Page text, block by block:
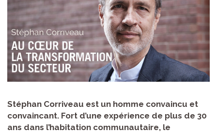
Stéphan Corriveau est un homme convaincu et
convaincant. Fort d’une expérience de plus de 30
ans dans l’habitation communautaire, le